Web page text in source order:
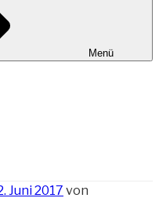
Menü
Juni 2017 von